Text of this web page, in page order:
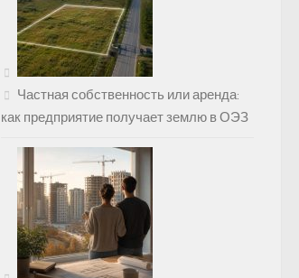
Частная собственность или аренда:
как предприятие получает землю в ОЭЗ